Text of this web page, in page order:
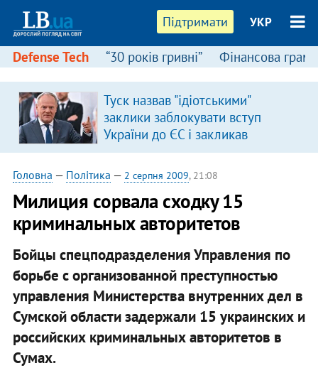
Підтримати УКР
Defense Tech “30 років гривні” Фінансова
Туск назвав "ідіотськими"
заклики заблокувати вступ
України до ЄС і закликав
припинити антиукраїнську
риторику
Головна — Політика — 2 серпня 2009, 21:08
Милиция сорвала сходку 15
криминальных авторитетов
Бойцы спецподразделения Управления по
борьбе с организованной преступностью
управления Министерства внутренних дел в
Сумской области задержали 15 украинских и
российских криминальных авторитетов в
Сумах.